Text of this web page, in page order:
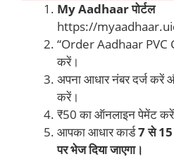
My Aadhaar पोर्टल
https://
“Order Aadhaar PVC
करें।
अपना आधार नंबर दर्ज करें
करें।
₹50 का ऑनलाइन पेमेंट
आपका आधार कार्ड7 से 15
पर भेज दिया जाएगा।